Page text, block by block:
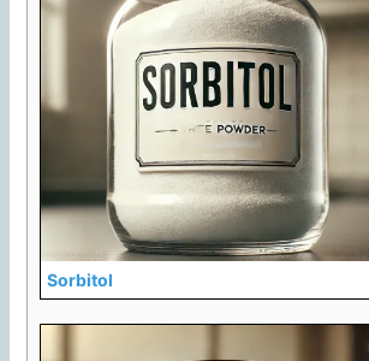
Sorbitol